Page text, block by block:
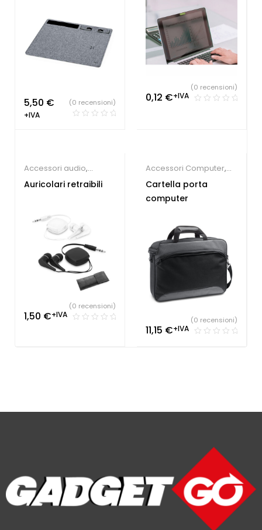
5,50 €
+IVA
(0 recensioni) 0,12 €+IVA
(0 recensioni)
Accessori audio,
Accessori Computer
Auricolari retraibili
1,50 €+IVA
(0 recensioni)
Accessori Computer,
Gadget per congressi
Cartella porta
computer
11,15 €+IVA
(0 recensioni)